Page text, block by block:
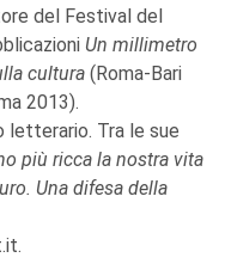
del Festival del
Un millimetro
cultura (Roma-Bari
2013).
letterario. Tra le sue
più ricca la nostra vita
Una difesa della